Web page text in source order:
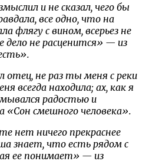
и не сказал, чего бы
все одно, что на
флягу с вином, всерьез не
дело не расценится» — из
отец, не раз ты меня с реки
всегда находила; ах, как я
радостью и
«Сон смешного человека».
нет ничего прекраснее
знает, что есть рядом с
ее понимает» — из